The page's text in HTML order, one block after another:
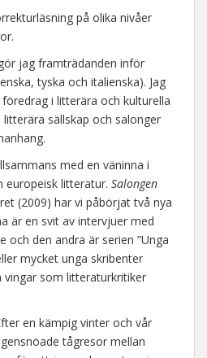
på olika nivåer
jag framträdanden inför
tyska och italienska). Jag
i litterära och kulturella
sällskap och salonger
med en väninna i
europeisk litteratur. Salongen
(2009) har vi påbörjat två nya
är en svit av intervjuer med
och den andra är serien ”Unga
mycket unga skribenter
som litteraturkritiker
en kämpig vinter och vår
tågresor mellan